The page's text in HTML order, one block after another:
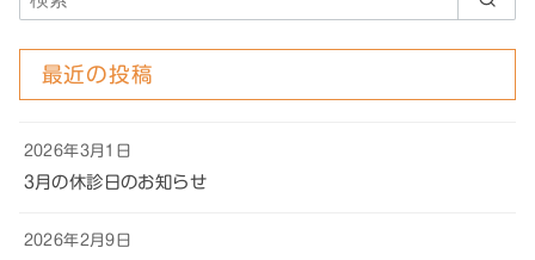
最近の投稿
3月の休診日のお知らせ
2026年3月1日
2026年2月9日